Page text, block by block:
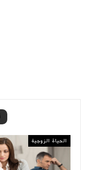
الحياة الزوجية